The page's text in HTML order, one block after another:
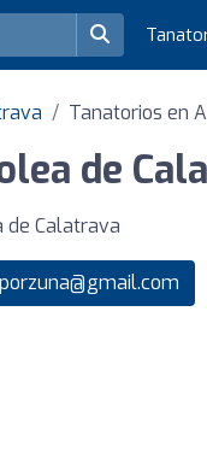
Tanatorios en
de
de Calatrava